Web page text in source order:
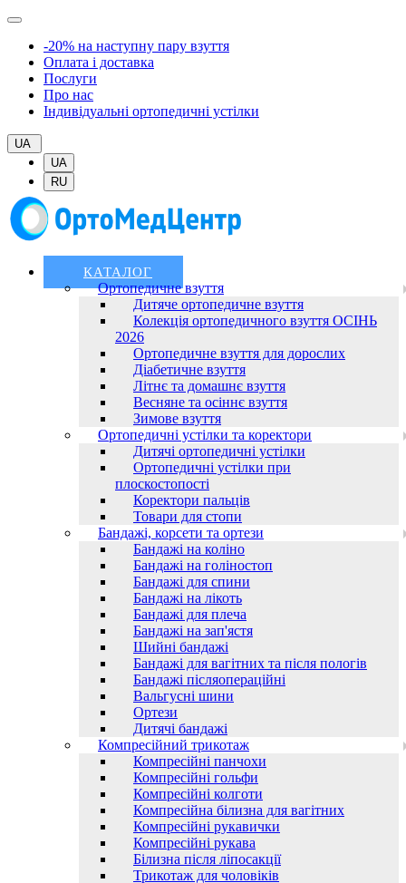
-20% на наступну пару взуття
Оплата і доставка
Послуги
Про нас
Індивідуальні ортопедичні устілки
UA
UA
RU
КАТАЛОГ
Ортопедичне взуття
Дитяче ортопедичне взуття
Колекція ортопедичного взуття ОСІНЬ
2026
Ортопедичне взуття для дорослих
Діабетичне взуття
Літнє та домашнє взуття
Весняне та осіннє взуття
Зимове взуття
Ортопедичні устілки та коректори
Дитячі ортопедичні устілки
Ортопедичні устілки при
плоскостопості
Коректори пальців
Товари для стопи
Бандажі, корсети та ортези
Бандажі на коліно
Бандажі на голіностоп
Бандажі для спини
Бандажі на лікоть
Бандажі для плеча
Бандажі на зап'ястя
Шийні бандажі
Бандажі для вагітних та після пологів
Бандажі післяопераційні
Вальгусні шини
Ортези
Дитячі бандажі
Компресійний трикотаж
Компресійні панчохи
Компресійні гольфи
Компресійні колготи
Компресійна білизна для вагітних
Компресійні рукавички
Компресійні рукава
Білизна після ліпосакції
Трикотаж для чоловіків